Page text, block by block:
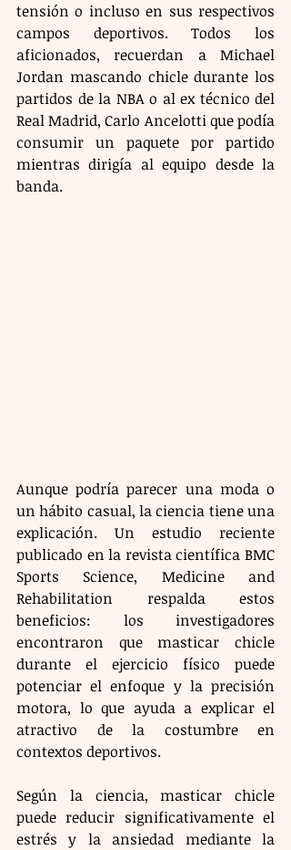
tensión o incluso en sus respectivos
campos deportivos. Todos los
aficionados, recuerdan a Michael
Jordan mascando chicle durante los
partidos de la NBA o al ex técnico del
Real Madrid, Carlo Ancelotti que podía
consumir un paquete por partido
mientras dirigía al equipo desde la
banda.
Aunque podría parecer una moda o
un hábito casual, la ciencia tiene una
explicación. Un estudio reciente
publicado en la revista científica BMC
Sports Science, Medicine and
Rehabilitation respalda estos
beneficios: los investigadores
encontraron que masticar chicle
durante el ejercicio físico puede
potenciar el enfoque y la precisión
motora, lo que ayuda a explicar el
atractivo de la costumbre en
contextos deportivos.
Según la ciencia, masticar chicle
puede reducir significativamente el
estrés y la ansiedad mediante la